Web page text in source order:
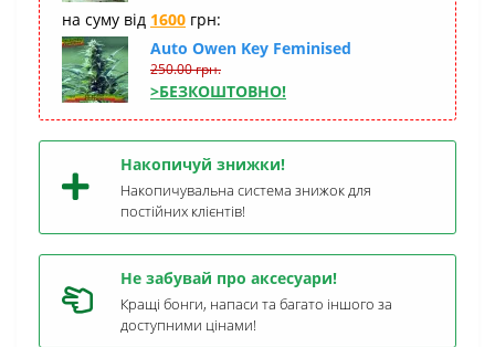
на суму від 1600 грн:
Auto Owen Key Feminised
250.00 грн.
>БЕЗКОШТОВНО!
Накопичуй знижки!
Накопичувальна система знижок для
постійних клієнтів!
Не забувай про аксесуари!
Кращі бонги, напаси та багато іншого за
доступними цінами!